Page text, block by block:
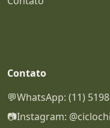
Contato
💬WhatsApp: (11)
📷Instagram: